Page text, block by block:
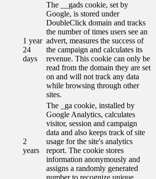
1 year
24
days
The __gads cookie, set by
Google, is stored under
DoubleClick domain and tracks
the number of times users see an
advert, measures the success of
the campaign and calculates its
revenue. This cookie can only be
read from the domain they are set
on and will not track any data
while browsing through other
sites.
2
years
The _ga cookie, installed by
Google Analytics, calculates
visitor, session and campaign
data and also keeps track of site
usage for the site's analytics
report. The cookie stores
information anonymously and
assigns a randomly generated